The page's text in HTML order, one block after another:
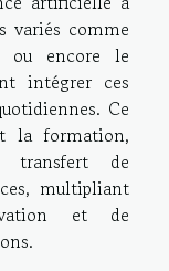
variés comme
ou encore le
intégrer ces
Ce
la formation,
transfert de
multipliant
et de